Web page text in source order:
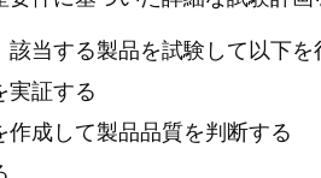
当する製品を試験して以下を
実証する
成して製品品質を判断する